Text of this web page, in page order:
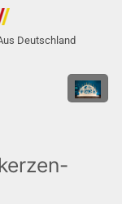
Deutschland